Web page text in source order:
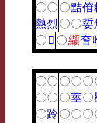
〇〇〇黠傄
熱烈〇〇娎
〇𥸸 〇纈㚛
〇〇〇〇〇
〇〇〇莖〇
〇跉〇〇〇